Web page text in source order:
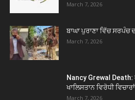
March 7, 2026
ਬਾਘਾ ਪੁਰਾਣਾ ਵਿੱਚ ਸਰਪੰਚ
March 7, 2026
Nancy Grewal
ਖਾਲਿਸਤਾਨ ਵਿਰੋਧੀ
March 7, 2026